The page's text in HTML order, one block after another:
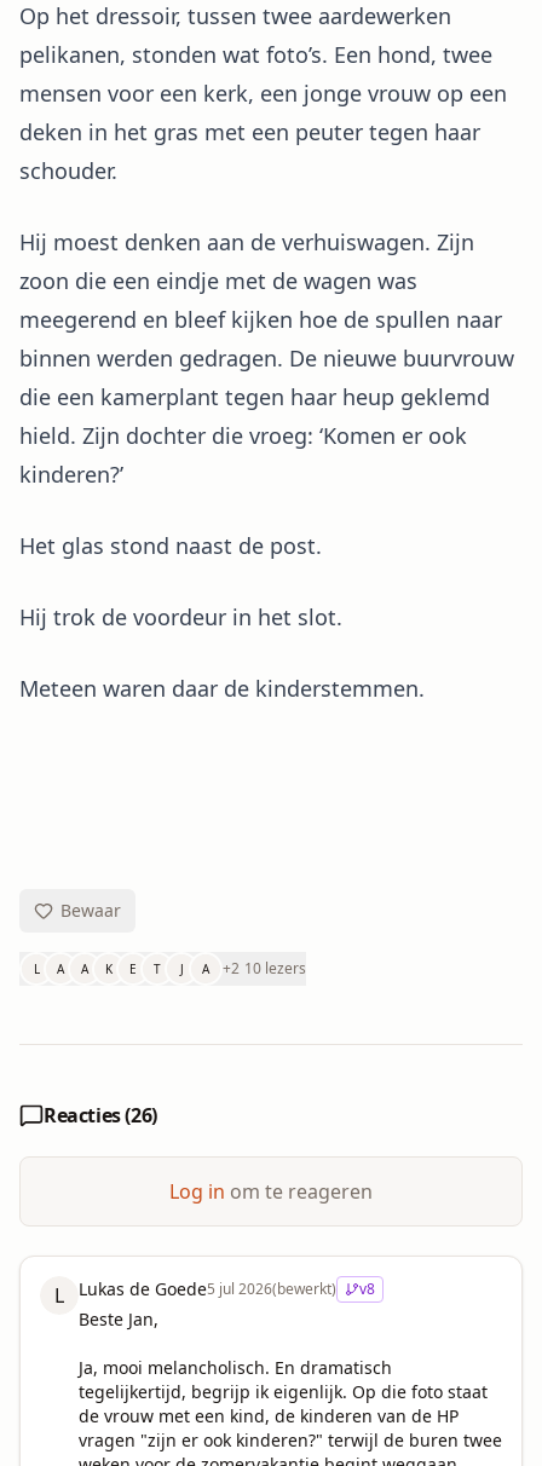
Op het dressoir, tussen twee aardewerken
pelikanen, stonden wat foto’s. Een hond, twee
mensen voor een kerk, een jonge vrouw op een
deken in het gras met een peuter tegen haar
schouder.
Hij moest denken aan de verhuiswagen. Zijn
zoon die een eindje met de wagen was
meegerend en bleef kijken hoe de spullen naar
binnen werden gedragen. De nieuwe buurvrouw
die een kamerplant tegen haar heup geklemd
hield. Zijn dochter die vroeg: ‘Komen er ook
kinderen?’
Het glas stond naast de post.
Hij trok de voordeur in het slot.
Meteen waren daar de kinderstemmen.
Bewaar
L A A K E T J A +2 10 lezers
Reacties (26)
Log in om te reageren
L Lukas de Goede5 jul 2026(bewerkt) v8
Beste Jan,
Ja, mooi melancholisch. En dramatisch
tegelijkertijd, begrijp ik eigenlijk. Op die foto staat
de vrouw met een kind, de kinderen van de HP
vragen "zijn er ook kinderen?" terwijl de buren twee